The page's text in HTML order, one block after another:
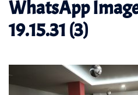
WhatsApp
19.15.31 (3)